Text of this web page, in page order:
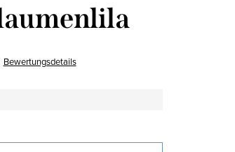
Bewertungsdetails